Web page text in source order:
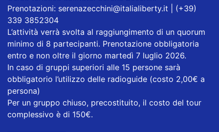
Prenotazioni: serenazecchini@italialiberty.it | (+39)
339 3852304
L’attività verrà svolta al raggiungimento di un quorum
minimo di 8 partecipanti. Prenotazione obbligatoria
entro e non oltre il giorno martedì 7 luglio 2026.
In caso di gruppi superiori alle 15 persone sarà
obbligatorio l’utilizzo delle radioguide (costo 2,00€ a
persona)
Per un gruppo chiuso, precostituito, il costo del tour
complessivo è di 150€.